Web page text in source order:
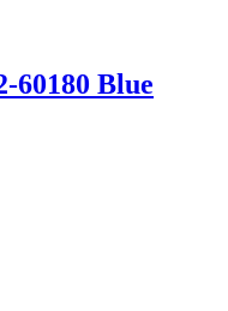
60180 Blue